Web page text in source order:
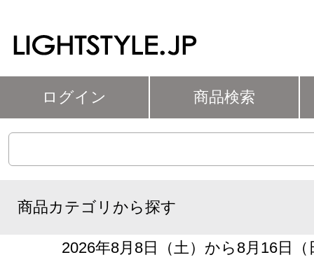
ログイン 商品検索
商品カテゴリから探す
2026年8月8日（土）から8月16日